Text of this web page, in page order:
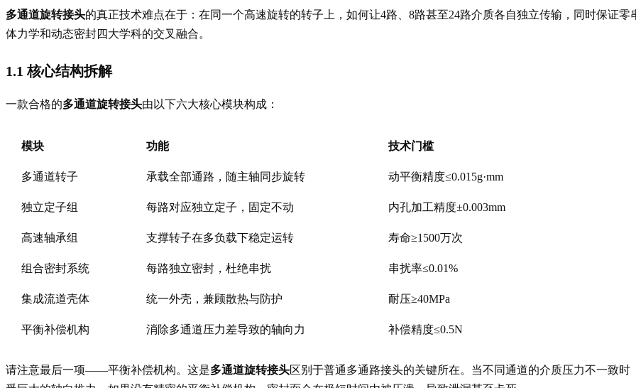
多通道旋转接头的真正技术难点在于：在同一个高速旋转的转子上，如何让4路、8路甚至24路介质各自独立传输，同时保证
体力学和动态密封四大学科的交叉融合。
1.1 核心结构拆解
一款合格的多通道旋转接头由以下六大核心模块构成：
模块 功能 技术门槛
多通道转子 承载全部通路，随主轴同步旋转 动平衡精度≤0.015g·mm
独立定子组 每路对应独立定子，固定不动 内孔加工精度±0.003mm
高速轴承组 支撑转子在多负载下稳定运转 寿命≥1500万次
组合密封系统 每路独立密封，杜绝串扰 串扰率≤0.01%
集成流道壳体 统一外壳，兼顾散热与防护 耐压≥40MPa
平衡补偿机构 消除多通道压力差导致的轴向力 补偿精度≤0.5N
请注意最后一项——平衡补偿机构。这是多通道旋转接头区别于普通多通路接头的关键所在。当不同通道的介质压力不一致